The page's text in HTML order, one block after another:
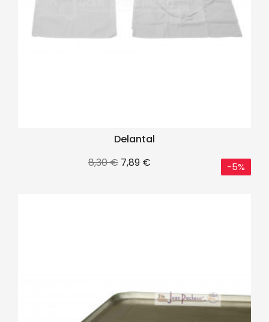
Delantal
Precio
8,30 € Precio
7,89 € -5%